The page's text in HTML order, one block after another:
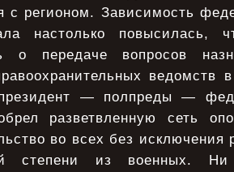
с регионом. Зависимость
настолько повысилась,
о передаче вопросов
ведомств
— полпреды —
разветвленную сеть
во всех без
степени из военных.